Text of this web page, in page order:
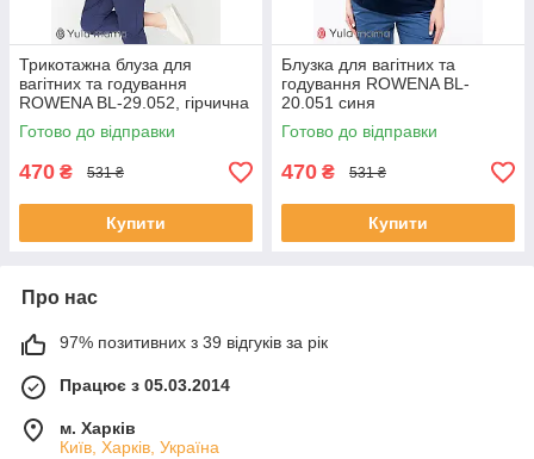
Трикотажна блуза для
вагітних та годування
ROWENA BL-29.052, гірчична
Готово до відправки
470 ₴ 531 ₴
Купити
Блузка для вагітних та
годування ROWENA BL-
20.051 синя
Готово до відправки
470 ₴ 531 ₴
Купити
Про нас
97% позитивних з 39 відгуків за рік
Працює з 05.03.2014
м. Харків
Київ, Харків, Україна